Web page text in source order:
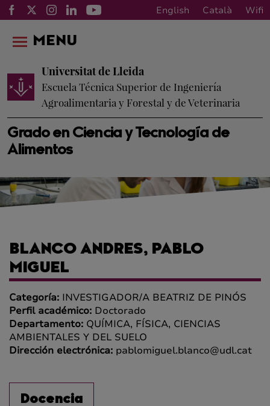
English Català Wifi
Grado en Ciencia y Tecnología de
Alimentos
Universitat de Lleida
Escuela Técnica Superior de Ingeniería
Agroalimentaria y Forestal y de Veterinaria
MENU
BLANCO ANDRES, PABLO
MIGUEL
Categoría: INVESTIGADOR/A BEATRIZ DE PINÓS
Perfil académico: Doctorado
Departamento: QUÍMICA, FÍSICA, CIENCIAS
AMBIENTALES Y DEL SUELO
Dirección electrónica: pablomiguel.blanco@udl.cat
Docencia